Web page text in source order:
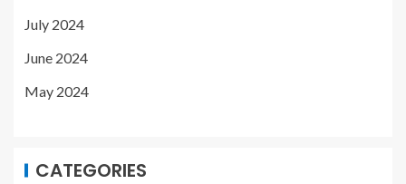
July 2024
June 2024
May 2024
CATEGORIES